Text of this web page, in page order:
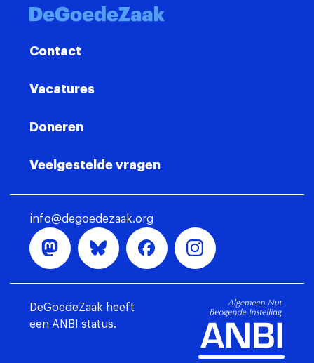
Contact
Vacatures
Doneren
Veelgestelde vragen
info@degoedezaak.org
DeGoedeZaak heeft
een ANBI status.